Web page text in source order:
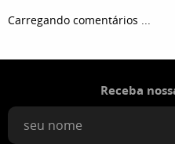
Carregando comentários ...
Receba